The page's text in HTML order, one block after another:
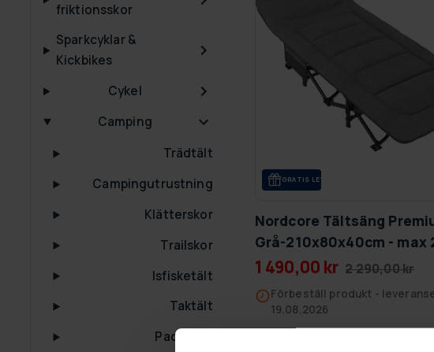
friktionsskor
Sparkcyklar &
Kickbikes
Cykel
Camping
Trädtält
Campingutrustning
Klätterskor
Trailskor
Isfisketält
Taktält
Packrafts
GRA­TIS LE­VE­RANS
Nordcore Tältsäng
Grå-210x80x40cm - max
1 490,00 kr 2 290,00 kr
Förbeställ produkt -
19.08.2026